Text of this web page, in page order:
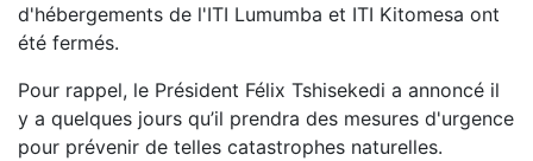
d'hébergements de l'ITI Lumumba et ITI Kitomesa ont
été fermés.
Pour rappel, le Président Félix Tshisekedi a annoncé il
y a quelques jours qu’il prendra des mesures d'urgence
pour prévenir de telles catastrophes naturelles.